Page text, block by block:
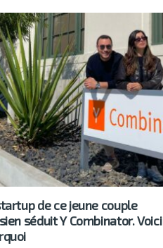
de ce jeune couple
séduit Y Combinator. Voici